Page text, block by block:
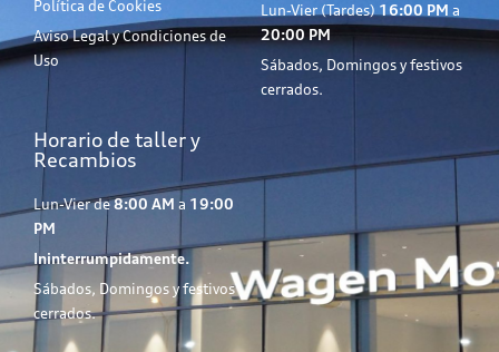
Política de Cookies
Aviso Legal y Condiciones de
Uso
Lun-Vier (Tardes)16:00 PM a
20:00 PM
Sábados, Domingos y festivos
cerrados.
Horario de taller y
Recambios
Lun-Vier de8:00 AM a 19:00
PM
Ininterrumpidamente.
Sábados, Domingos y festivos
cerrados.